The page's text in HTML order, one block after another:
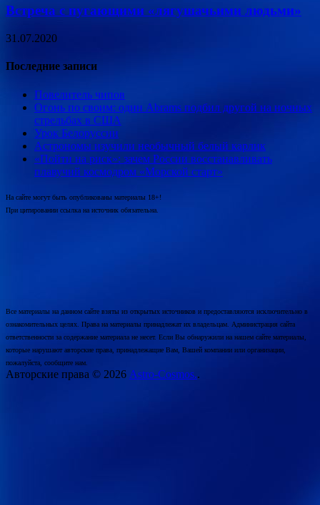
Встреча с пугающими «лягушачьими людьми»
31.07.2020
Последние записи
Повелитель чипов
Огонь по своим: один Abrams подбил другой на ночных
стрельбах в США
Урок Белоруссии
Астрономы изучили необычный белый карлик
«Пойти на риск»: зачем России восстанавливать
плавучий космодром «Морской старт»
На сайте могут быть опубликованы материалы 18+!
При цитировании ссылка на источник обязательна.
Все материалы на данном сайте взяты из открытых источников и предоставляются исключительно в
ознакомительных целях. Права на материалы принадлежат их владельцам. Администрация сайта
ответственности за содержание материала не несет. Если Вы обнаружили на нашем сайте материалы,
которые нарушают авторские права, принадлежащие Вам, Вашей компании или организации,
пожалуйста, сообщите нам.
Авторские права © 2026 Astro-Cosmos..